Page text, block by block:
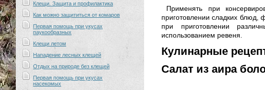
Клещи. Защита и профилактика
Как можно защититься от комаров
Первая помощь при укусах
паукообразных
Клещи летом
Нападение лесных клещей
Отдых на природе без клещей
Первая помощь при укусах
насекомых
Применять при
приготовлении сладких блюд,
при приготовлении
использованием ревеня.
Кулинарные
Салат из аира